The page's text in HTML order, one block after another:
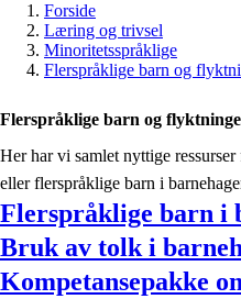
Forside
Læring og trivsel
Minoritetsspråklige
Flerspråklige barn og
Flerspråklige barn og
Her har vi samlet nyttige
eller flerspråklige barn i
Flerspråklige barn i
Bruk av tolk i
Kompetansepakke